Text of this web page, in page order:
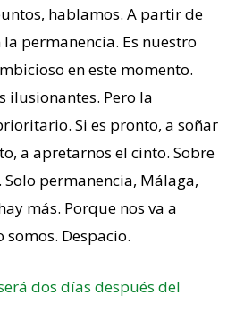
hablamos. A partir de
permanencia. Es nuestro
en este momento.
ilusionantes. Pero la
Si es pronto, a soñar
a apretarnos el cinto. Sobre
permanencia, Málaga,
más. Porque nos va a
Despacio.
dos días después del